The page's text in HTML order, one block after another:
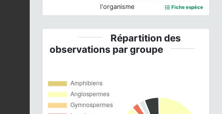
l'organisme
Fiche espèce
Répartition des
observations par groupe